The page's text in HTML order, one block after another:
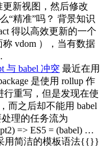
新视图，然后修改
“精准”吗？ 背景知识
得以高效更新的一个
vdom ），当有数据
与 babel 冲突 最近在用
是使用 rollup 作
行重写，但是发现在使
而之后却不能用 babel
处理的任务流为
=> ES5 = (babel) …
用简洁的模板语法{{}}